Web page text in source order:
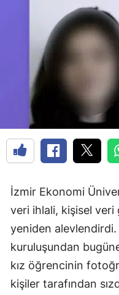
İzmir Ekonomi
veri ihlali, kişisel veri
yeniden alevlendirdi.
kuruluşundan
kız öğrencinin
kişiler tarafından